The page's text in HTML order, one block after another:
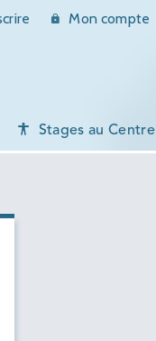
Mon compte
Stages au Centre